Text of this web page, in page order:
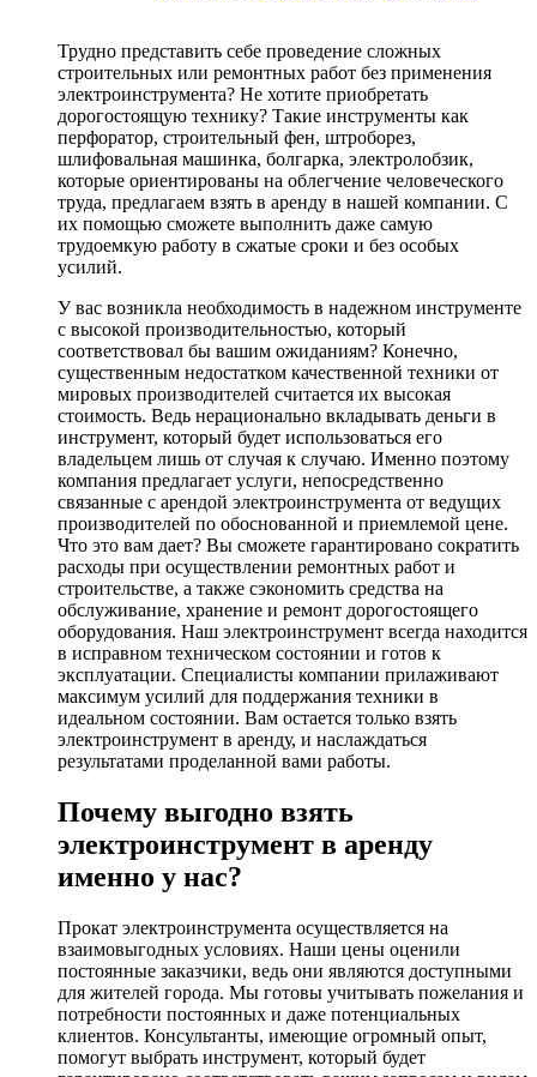
Трудно представить себе проведение сложных
строительных или ремонтных работ без применения
электроинструмента? Не хотите приобретать
дорогостоящую технику? Такие инструменты как
перфоратор, строительный фен, штроборез,
шлифовальная машинка, болгарка, электролобзик,
которые ориентированы на облегчение человеческого
труда, предлагаем взять в аренду в нашей компании. С
их помощью сможете выполнить даже самую
трудоемкую работу в сжатые сроки и без особых
усилий.
У вас возникла необходимость в надежном инструменте
с высокой производительностью, который
соответствовал бы вашим ожиданиям? Конечно,
существенным недостатком качественной техники от
мировых производителей считается их высокая
стоимость. Ведь нерационально вкладывать деньги в
инструмент, который будет использоваться его
владельцем лишь от случая к случаю. Именно поэтому
компания предлагает услуги, непосредственно
связанные с арендой электроинструмента от ведущих
производителей по обоснованной и приемлемой цене.
Что это вам дает? Вы сможете гарантировано сократить
расходы при осуществлении ремонтных работ и
строительстве, а также сэкономить средства на
обслуживание, хранение и ремонт дорогостоящего
оборудования. Наш электроинструмент всегда находится
в исправном техническом состоянии и готов к
эксплуатации. Специалисты компании прилаживают
максимум усилий для поддержания техники в
идеальном состоянии. Вам остается только взять
электроинструмент в аренду, и наслаждаться
результатами проделанной вами работы.
Почему выгодно взять
электроинструмент в аренду
именно у нас?
Прокат электроинструмента осуществляется на
взаимовыгодных условиях. Наши цены оценили
постоянные заказчики, ведь они являются доступными
для жителей города. Мы готовы учитывать пожелания и
потребности постоянных и даже потенциальных
клиентов. Консультанты, имеющие огромный опыт,
помогут выбрать инструмент, который будет